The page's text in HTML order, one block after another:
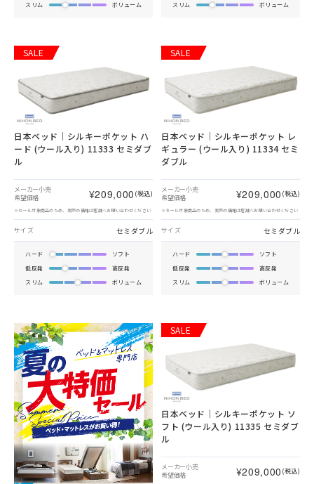
スリム
ボリューム
スリム
ボリューム
SALE
日本ベッド｜シルキーポケット ハ
ード (ウール入り) 11333 セミダブ
ル
メーカー小売
希望価格
¥209,000 (税込)
※セール対象商品のため、実際の価格は店舗へお問い合わせください
サイズ セミダブル
ハード
ソフト
低反発
高反発
スリム
ボリューム
SALE
日本ベッド｜シルキーポケット レ
ギュラー (ウール入り) 11334 セミ
ダブル
メーカー小売
希望価格
¥209,000 (税込)
※セール対象商品のため、実際の価格は店舗へお問い合わせください
サイズ セミダブル
ハード
ソフト
低反発
高反発
スリム
ボリューム
SALE
日本ベッド｜シルキーポケット ソ
フト (ウール入り) 11335 セミダブ
ル
メーカー小売
希望価格
¥209,000 (税込)